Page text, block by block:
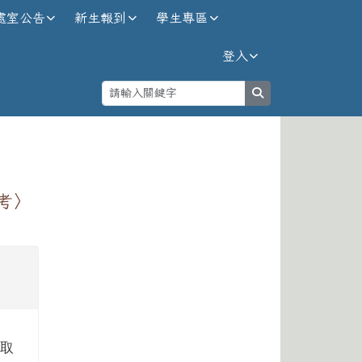
室公告 新生報到 學生專區
登入
〉